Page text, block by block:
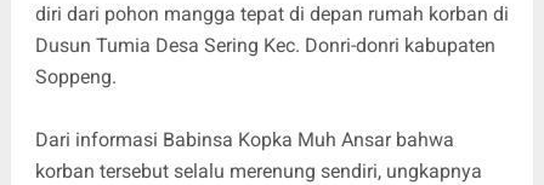
diri dari pohon mangga tepat di depan rumah korban di
Dusun Tumia Desa Sering Kec. Donri-donri kabupaten
Soppeng.
Dari informasi Babinsa Kopka Muh Ansar bahwa
korban tersebut selalu merenung sendiri, ungkapnya